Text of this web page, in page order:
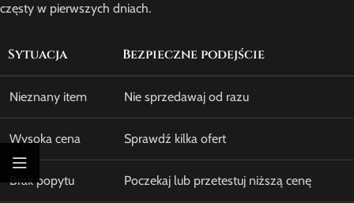
częsty w pierwszych dniach.
Sytuacja Bezpieczne podejście
Nieznany item Nie sprzedawaj od razu
Wysoka cena Sprawdź kilka ofert
Brak popytu Poczekaj lub przetestuj niższą cenę